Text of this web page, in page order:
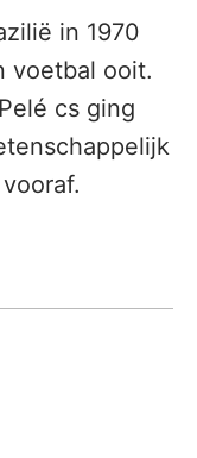
in 1970
voetbal ooit.
cs ging